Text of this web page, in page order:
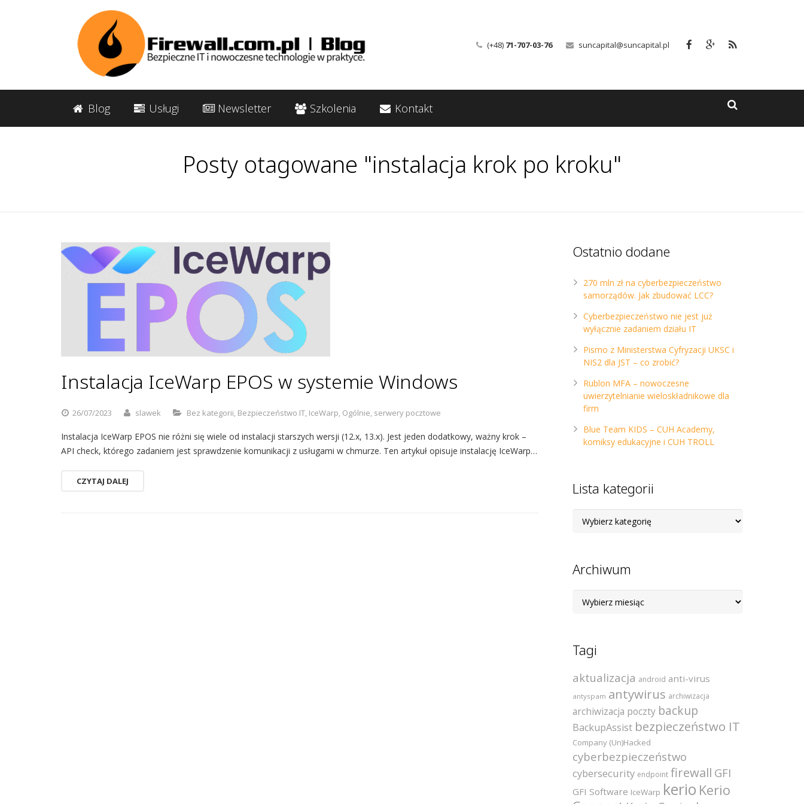
(+48) 71-707-03-76 suncapital@suncapital.pl
Blog Usługi Newsletter Szkolenia Kontakt
Posty otagowane "instalacja krok po kroku"
Instalacja IceWarp EPOS w systemie Windows
26/07/2023 slawek Bez kategorii, Bezpieczeństwo IT, IceWarp, Ogólnie, serwery pocztowe
Instalacja IceWarp EPOS nie różni się wiele od instalacji starszych wersji (12.x, 13.x). Jest jeden dodatkowy, ważny krok –
API check, którego zadaniem jest sprawdzenie komunikacji z usługami w chmurze. Ten artykuł opisuje instalację IceWarp…
CZYTAJ DALEJ
Ostatnio dodane
270 mln zł na cyberbezpieczeństwo
samorządów. Jak zbudować LCC?
Cyberbezpieczeństwo nie jest już
wyłącznie zadaniem działu IT
Pismo z Ministerstwa Cyfryzacji UKSC i
NIS2 dla JST – co zrobić?
Rublon MFA – nowoczesne
uwierzytelnianie wieloskładnikowe dla
firm
Blue Team KIDS – CUH Academy,
komiksy edukacyjne i CUH TROLL
Lista kategorii
kategorii
Archiwum
Archiwum
Tagi
aktualizacja android anti-virus
antyspam antywirus archiwizacja
archiwizacja poczty backup
BackupAssist bezpieczeństwo IT
Company (Un)Hacked
cyberbezpieczeństwo
cybersecurity endpoint firewall GFI
GFI Software IceWarp kerio Kerio